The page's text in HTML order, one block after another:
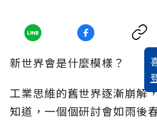
新世界會是什麼模樣？
工業思維的舊世界逐漸崩解
知道，一個個研討會如雨後